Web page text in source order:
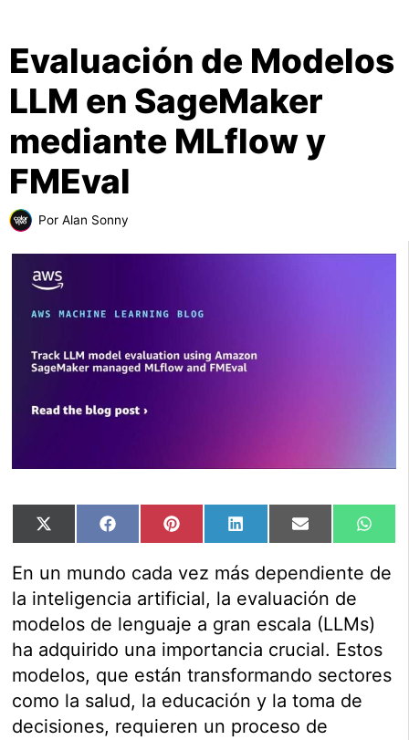
Evaluación de Modelos
LLM en SageMaker
mediante MLflow y
FMEval
Por Alan Sonny
Compartir
en
X
Compartir
en
FacebookCompartir
en
PinterestCompartir
en
LinkedInCompartir
en
Email
en
En un mundo cada vez más dependiente de
la inteligencia artificial, la evaluación de
modelos de lenguaje a gran escala (LLMs)
ha adquirido una importancia crucial. Estos
modelos, que están transformando sectores
como la salud, la educación y la toma de
decisiones, requieren un proceso de